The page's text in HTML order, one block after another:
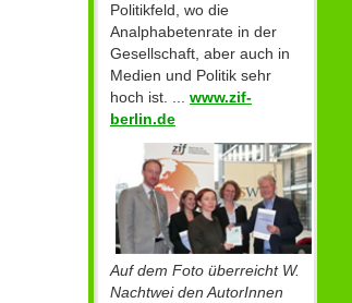
Politikfeld, wo die
Analphabetenrate in der
Gesellschaft, aber auch in
Medien und Politik sehr
hoch ist. ... www.zif-
berlin.de
Auf dem Foto überreicht W.
Nachtwei den AutorInnen